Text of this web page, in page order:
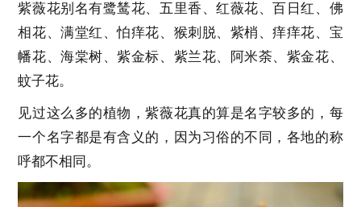
紫薇花别名有鹭鸶花、五里香、红薇花、百日红、佛
相花、满堂红、怕痒花、猴刺脱、紫梢、痒痒花、宝
幡花、海棠树、紫金标、紫兰花、阿米荼、紫金花、
蚊子花。
见过这么多的植物，紫薇花真的算是名字较多的，每
一个名字都是有含义的，因为习俗的不同，各地的称
呼都不相同。